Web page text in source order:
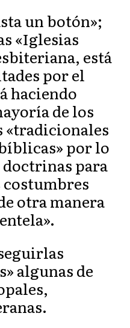
un botón»;
«Iglesias
está
por el
haciendo
de los
«tradicionales
por lo
para
costumbres
otra manera
algunas de